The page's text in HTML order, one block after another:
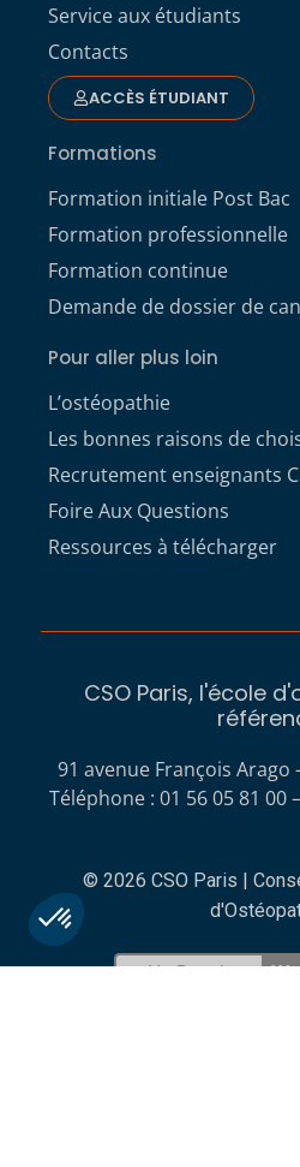
Service aux étudiants
Contacts
ACCÈS ÉTUDIANT
Formations
Formation initiale Post Bac
Formation professionnelle
Formation continue
Demande de dossier de
Pour aller plus loin
L’ostéopathie
Les bonnes raisons de
Recrutement enseignants
Foire Aux Questions
Ressources à télécharger
CSO Paris, l'école
91 avenue François Arago
Téléphone : 01 56 05 81 00
© 2026 CSO Paris |
No Result